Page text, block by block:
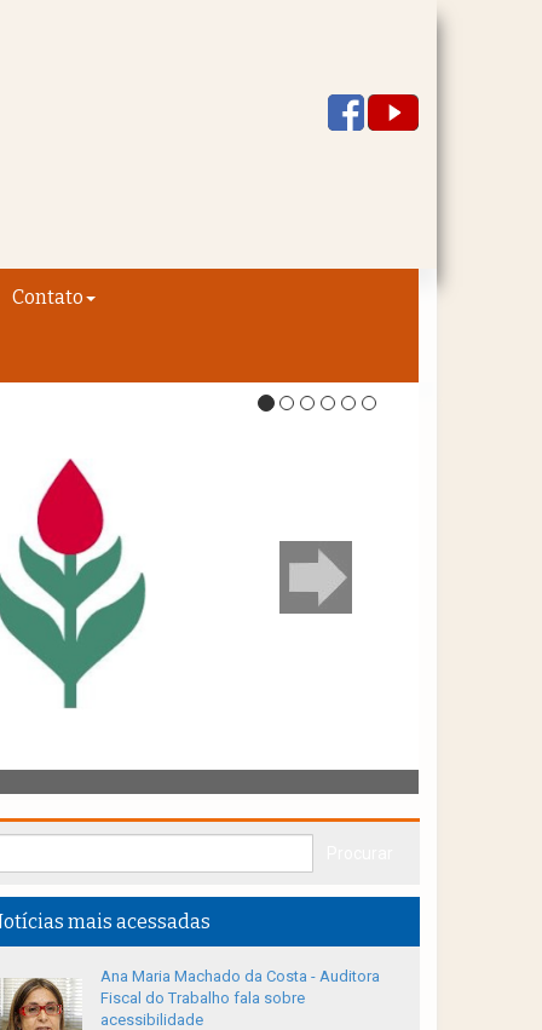
Contato
mais acessadas
Ana Maria Machado da Costa - Auditora
Fiscal do Trabalho fala sobre
acessibilidade